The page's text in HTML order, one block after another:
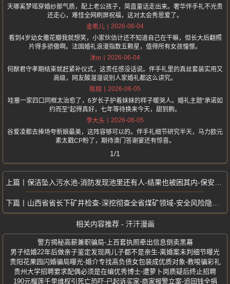
天哪奚梦瑶穿婚纱那气质，配上老公孩子，简直童话走出来。奢华伴手礼不光贵
还走心，难怪全网刷屏祝福，这对太会秀恩爱了。
金希儿
2026-06-04
看到4岁幼女撒花瓣我就想笑，小家伙估计还不知道自己在干嘛，但长大后翻照
片得多骄傲啊。法国婚礼浪漫指数五颗星，值得所有女孩憧憬。
沐m
2026-06-04
何猷君守孝期结束就赶紧补仪式，这责任感没话说。伴手礼里的真丝套装实用又
高级，网友酸溜溜说别人家婚礼都这么讲究。
陈翔
2026-06-05
哇塞一家四口同框太治愈了，6岁长子护着妹妹的样子暖哭人。婚礼主题“承诺如
约而至”起得真好，七年等待换来今天，甜到齁。
李大头
2026-06-05
谷爱凌都去捧场夸新娘最美，这阵容够可以的。伴手礼细节研究半天，马力欧元
素太戳CP粉了，期待澳门答谢宴还有惊喜。
1/1
保洁坠入污水池-消防发现池里还有人-结果也被困其内-保安下池施救
山西省省长下矿井检查-深挖彻查全省煤矿领域-安全风险隐患专项整治行动
相关内容推荐 - 汗汗漫画
警方揭秘高薪兼职骗局-上百套执照牵出信息倒卖黑幕
男子结婚22年后做亲子鉴定发现两儿子都不是亲生-离婚案未判细节曝光
贵阳花果园闪婚骗局曝光-婚介专找高负债女包装成优质对象-教唆骗彩礼
贵州大学招聘要求配偶必须是在编优秀博士-遭萝卜岗质疑后终止招聘
190元榴莲千里维权引死亡恐吓-已起诉买家-商家报警立案-追回钱全捐